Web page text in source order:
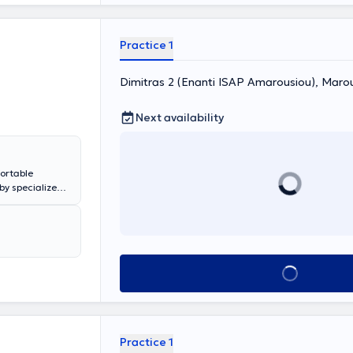
of the
he served
Dynan
as
involved in
hands-
10,000
specialized
Practice 1
Dimitras 2 (Enanti ISAP Amarousiou),
Next availability
Book appointment
Practice 1